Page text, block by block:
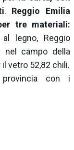
. Reggio Emilia
tre materiali:
legno, Reggio
nel campo della
vetro 52,82 chili.
con i